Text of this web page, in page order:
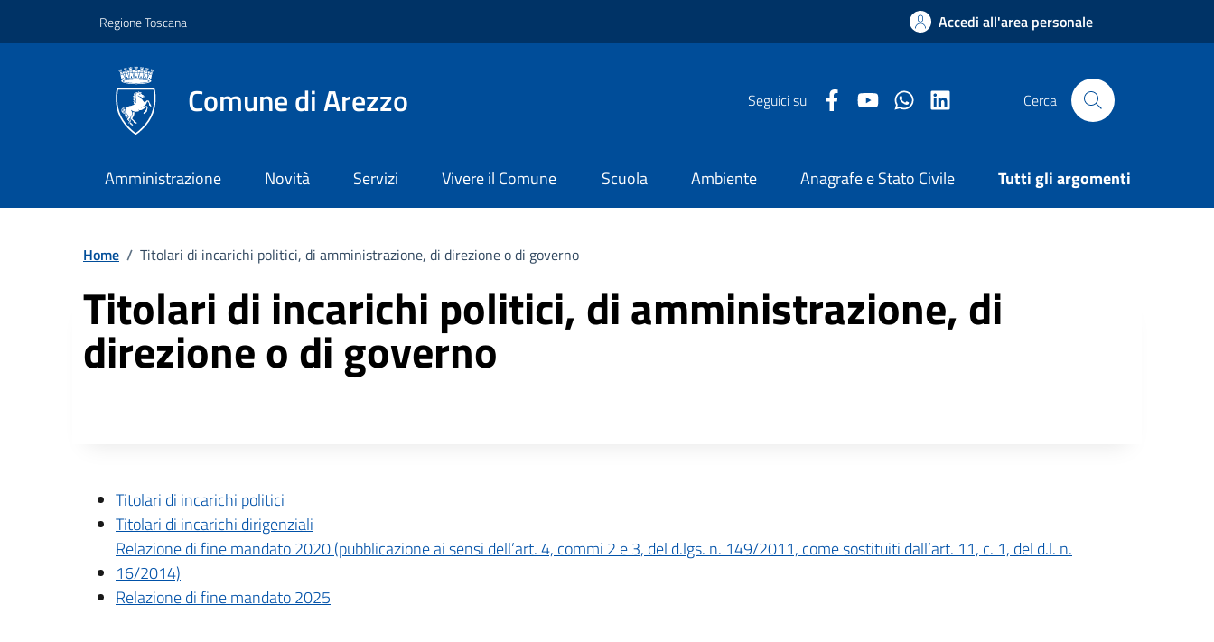
Regione Toscana Accedi all'area personale
Comune di Arezzo Seguici su Facebook Comune di Arezzo
Youtube Comune di Arezzo
Twitter Comune di Arezzo
LinkedIn Comune di Arezzo
Cerca
Amministrazione Novità Servizi Vivere il Comune Scuola Ambiente Anagrafe e Stato Civile Tutti gli argomenti
Home / Titolari di incarichi politici, di amministrazione, di direzione o di governo
Titolari di incarichi politici, di amministrazione, di
direzione o di governo
Descrizione completa
Titolari di incarichi politici
Titolari di incarichi dirigenziali
Relazione di fine mandato 2020 (pubblicazione ai sensi dell’art. 4, commi 2 e 3, del d.lgs. n. 149/2011, come sostituiti dall’art. 11, c. 1, del d.l. n.
16/2014)
Relazione di fine mandato 2025